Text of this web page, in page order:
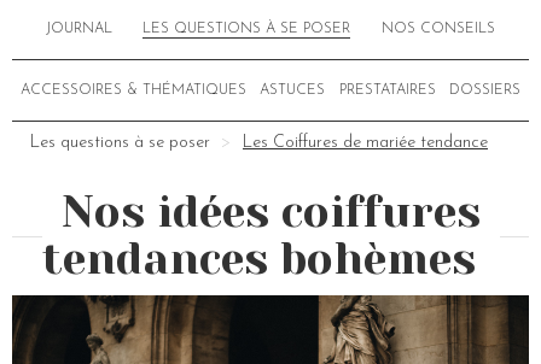
JOURNAL LES QUESTIONS À SE POSER NOS CONSEILS
ACCESSOIRES & THÉMATIQUES ASTUCES PRESTATAIRES DOSSIERS
Les questions à se poser Les Coiffures de mariée tendance
Nos idées coiffures
tendances bohèmes